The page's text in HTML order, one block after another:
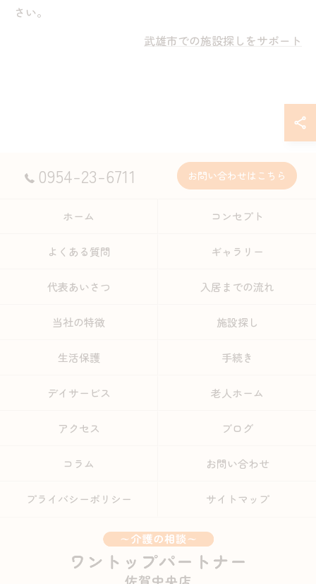
さい。
武雄市での施設探しをサポート
0954-23-6711 お問い合わせはこちら
ホーム コンセプト
よくある質問 ギャラリー
代表あいさつ 入居までの流れ
当社の特徴 施設探し
生活保護 手続き
デイサービス 老人ホーム
アクセス ブログ
コラム お問い合わせ
プライバシーポリシー サイトマップ